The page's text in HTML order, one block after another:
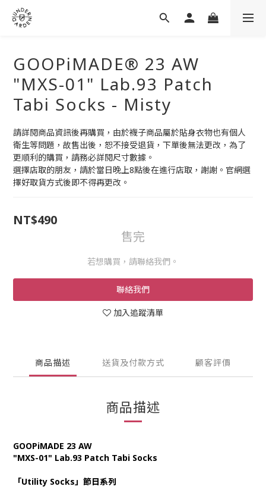
GOOPiMADE® 23 AW
"MXS-01" Lab.93 Patch
Tabi Socks - Misty
請詳閱商品資訊後再購買，由於襪子商品屬於貼身衣物也有個人
衛生等問題，故售出後，恕不接受退貨，下單後無法更改，為了
更順利的購買，請務必詳閱尺寸數據。
選擇店取的朋友，請於當日晚上8點後在進行店取，謝謝。官網選
擇好取貨方式後即不得再更改。
NT$490
售完
若想購買，請聯絡我們。
聯絡我們
加入追蹤清單
商品描述 送貨及付款方式 顧客評價
商品描述
GOOPiMADE 23 AW
"MXS-01" Lab.93 Patch Tabi Socks
「Utility Socks」節日系列